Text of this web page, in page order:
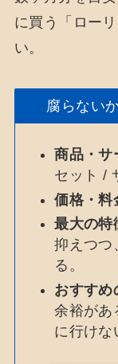
に買う「ロー
い。
腐らない
商品・サ
セット /
価格・料
最大の特
抑えつつ
る。
おすすめ
余裕があ
に行けな